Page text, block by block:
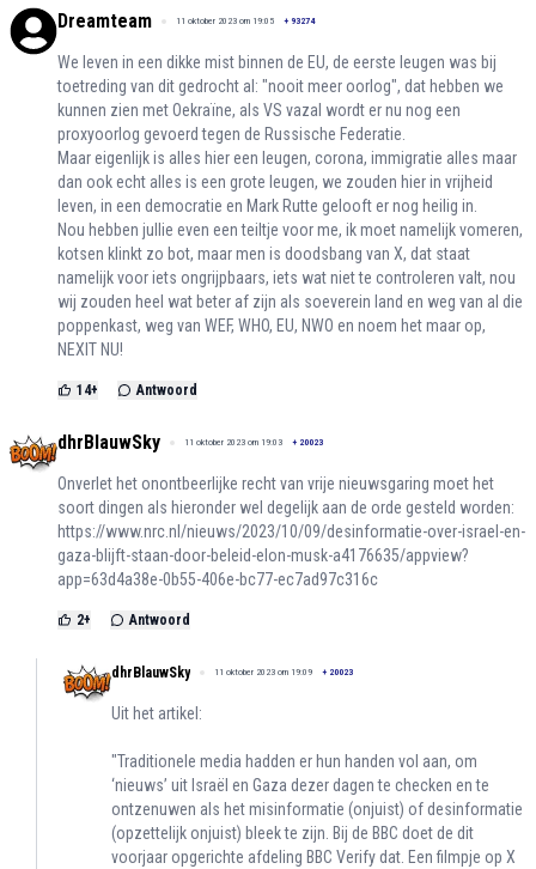
Dreamteam 11 oktober 2023 om 19:05 + 93274
We leven in een dikke mist binnen de EU, de eerste leugen was bij
toetreding van dit gedrocht al: "nooit meer oorlog", dat hebben we
kunnen zien met Oekraïne, als VS vazal wordt er nu nog een
proxyoorlog gevoerd tegen de Russische Federatie.
Maar eigenlijk is alles hier een leugen, corona, immigratie alles maar
dan ook echt alles is een grote leugen, we zouden hier in vrijheid
leven, in een democratie en Mark Rutte gelooft er nog heilig in.
Nou hebben jullie even een teiltje voor me, ik moet namelijk vomeren,
kotsen klinkt zo bot, maar men is doodsbang van X, dat staat
namelijk voor iets ongrijpbaars, iets wat niet te controleren valt, nou
wij zouden heel wat beter af zijn als soeverein land en weg van al die
poppenkast, weg van WEF, WHO, EU, NWO en noem het maar op,
NEXIT NU!
14+ Antwoord
dhrBlauwSky 11 oktober 2023 om 19:03 + 20023
Onverlet het onontbeerlijke recht van vrije nieuwsgaring moet het
soort dingen als hieronder wel degelijk aan de orde gesteld worden:
https://www.nrc.nl/nieuws/2023/10/09/desinformatie-over-israel-en-
gaza-blijft-staan-door-beleid-elon-musk-a4176635/appview?
app=63d4a38e-0b55-406e-bc77-ec7ad97c316c
2+ Antwoord
dhrBlauwSky 11 oktober 2023 om 19:09 + 20023
Uit het artikel:
"Traditionele media hadden er hun handen vol aan, om
‘nieuws’ uit Israël en Gaza dezer dagen te checken en te
ontzenuwen als het misinformatie (onjuist) of desinformatie
(opzettelijk onjuist) bleek te zijn. Bij de BBC doet de dit
voorjaar opgerichte afdeling BBC Verify dat. Een filmpje op X